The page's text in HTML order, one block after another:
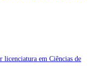
licenciatura em Ciências de